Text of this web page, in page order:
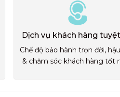
Dịch vụ khách hàng
Chế độ bảo hành trọn đời,
& chăm sóc khách hàng tốt